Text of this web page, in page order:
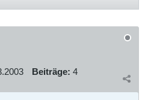
Beiträge: 4